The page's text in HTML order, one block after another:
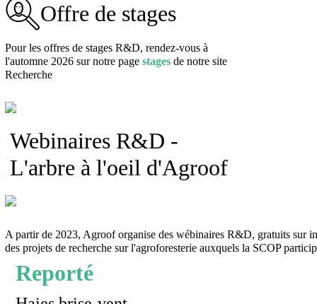
Offre de stages
Pour les offres de stages R&D, rendez-vous à
l'automne 2026 sur notre pagestagesde notre site
Recherche
Webinaires R&D -
L'arbre à l'oeil d'Agroof
A partir de 2023, Agroof organise des wébinaires R&D, gratuits sur
des projets de recherche sur l'agroforesterie auxquels la SCOP
Reporté